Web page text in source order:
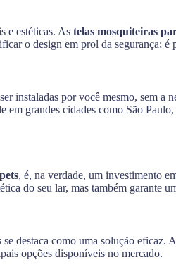
e estéticas. As telas mosquiteiras
o design em prol da segurança; é
instaladas por você mesmo, sem a
grandes cidades como São
, é, na verdade, um investimento
do seu lar, mas também
se destaca como uma solução eficaz.
opções disponíveis no mercado.